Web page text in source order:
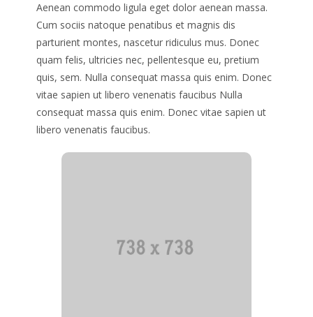
Aenean commodo ligula eget dolor aenean massa.
Cum sociis natoque penatibus et magnis dis
parturient montes, nascetur ridiculus mus. Donec
quam felis, ultricies nec, pellentesque eu, pretium
quis, sem. Nulla consequat massa quis enim. Donec
vitae sapien ut libero venenatis faucibus Nulla
consequat massa quis enim. Donec vitae sapien ut
libero venenatis faucibus.